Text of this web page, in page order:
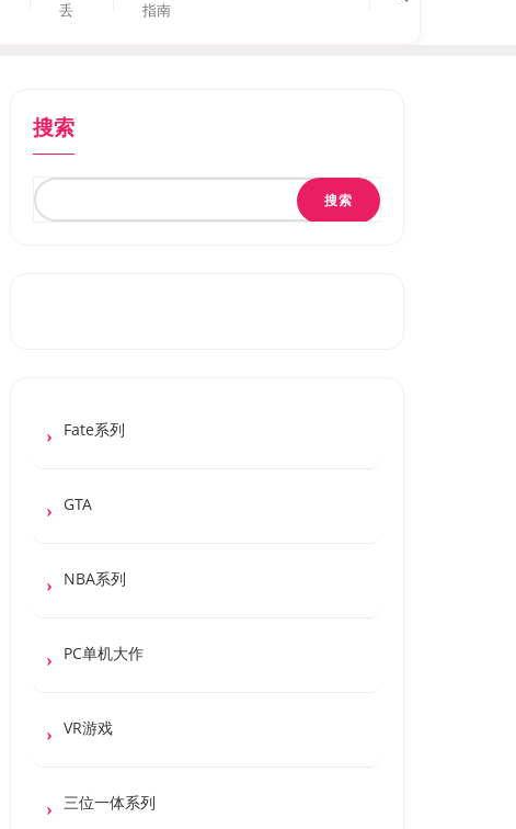
丢
指南
搜索
搜索
Fate系列
GTA
NBA系列
PC单机大作
VR游戏
三位一体系列